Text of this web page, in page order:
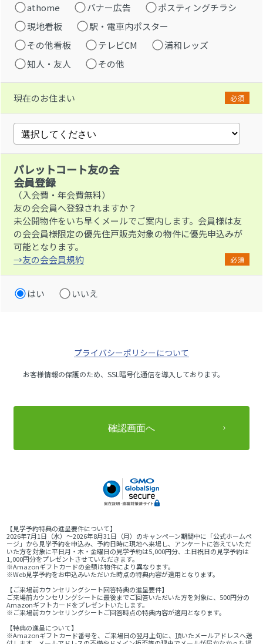
athome
バナー広告
ポスティングチラシ
現地看板
駅・電車内ポスター
その他看板
テレビCM
浦和レッズ
知人・友人
その他
現在のお住まい 必須
パレットコート友の会
会員登録
（入会費・年会費無料）
友の会会員へ登録されますか？
未公開物件をいち早くメールでご案内します。会員様は友
の会会員様限定の優先住戸販売対象の物件に優先申込みが
可能となります。
→友の会会員規約
必須
はい いいえ
プライバシーポリシーについて
お客様情報の保護のため、SSL暗号化通信を導入しております。
【見学予約特典の進呈要件について】
2026年7月1日（水）～2026年8月31日（月）のキャンペーン期間中に「公式ホームペ
ージ」から見学予約を申込み、予約日時に現地へ来場し、アンケートに答えていただ
いた方を対象に平日月・木・金曜日の見学予約は5,000円分、土日祝日の見学予約は
1,000円分をプレゼントさせていただきます。
※Amazonギフトカードの金額は物件により異なります。
※Web見学予約をお申込みいただいた時点の特典内容が適用となります。
【ご来場前カウンセリングシート回答特典の進呈要件】
ご来場前カウンセリングシートに最後までご回答いただいた方を対象に、500円分の
Amazonギフトカードをプレゼントいたします。
※ご来場前カウンセリングシートご回答時点の特典内容が適用となります。
【特典の進呈について】
※Amazonギフトカード番号を、ご来場日の翌月上旬に、頂いたメールアドレスへ送